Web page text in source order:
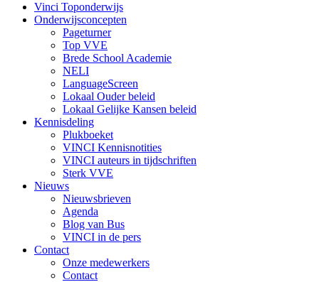
Vinci Toponderwijs
Onderwijsconcepten
Pageturner
Top VVE
Brede School Academie
NELI
LanguageScreen
Lokaal Ouder beleid
Lokaal Gelijke Kansen beleid
Kennisdeling
Plukboeket
VINCI Kennisnotities
VINCI auteurs in tijdschriften
Sterk VVE
Nieuws
Nieuwsbrieven
Agenda
Blog van Bus
VINCI in de pers
Contact
Onze medewerkers
Contact